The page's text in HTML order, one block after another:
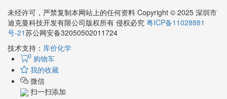
未经许可，严禁复制本网站上的任何资料 Copyright © 2025 深圳市
迪克曼科技开发有限公司版权所有 侵权必究 粤ICP备11028881
号-21苏公网安备32050502011724
技术支持： 库价化学
0 购物车
我的收藏
微信
扫一扫添加